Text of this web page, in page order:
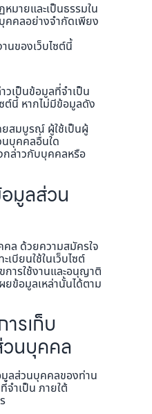
หมายและเป็นธรรมใน
คคลอย่างจำกัดเพียง
นของเว็บไซต์นี้
เป็นข้อมูลที่จำเป็น
ต์นี้ หากไม่มีข้อมูลดัง
ยสมบูรณ์ ผู้ใช้เป็นผู้
นบุคคลอื่นใด
กล่าวกับบุคคลหรือ
มูลส่วน
ล ด้วยความสมัครใจ
เบียนใช้ในเว็บไซต์
การใช้งานและอนุญาติ
ยข้อมูลเหล่านั้นได้ตาม
รเก็บ
นบุคคล
มูลส่วนบุคคลของท่าน
จำเป็น ภายใต้